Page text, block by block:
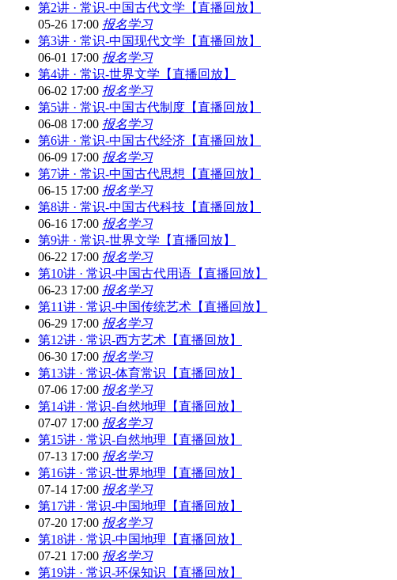
第2讲 · 常识-中国古代文学【直播回放】
05-26 17:00 报名学习
第3讲 · 常识-中国现代文学【直播回放】
06-01 17:00 报名学习
第4讲 · 常识-世界文学【直播回放】
06-02 17:00 报名学习
第5讲 · 常识-中国古代制度【直播回放】
06-08 17:00 报名学习
第6讲 · 常识-中国古代经济【直播回放】
06-09 17:00 报名学习
第7讲 · 常识-中国古代思想【直播回放】
06-15 17:00 报名学习
第8讲 · 常识-中国古代科技【直播回放】
06-16 17:00 报名学习
第9讲 · 常识-世界文学【直播回放】
06-22 17:00 报名学习
第10讲 · 常识-中国古代用语【直播回放】
06-23 17:00 报名学习
第11讲 · 常识-中国传统艺术【直播回放】
06-29 17:00 报名学习
第12讲 · 常识-西方艺术【直播回放】
06-30 17:00 报名学习
第13讲 · 常识-体育常识【直播回放】
07-06 17:00 报名学习
第14讲 · 常识-自然地理【直播回放】
07-07 17:00 报名学习
第15讲 · 常识-自然地理【直播回放】
07-13 17:00 报名学习
第16讲 · 常识-世界地理【直播回放】
07-14 17:00 报名学习
第17讲 · 常识-中国地理【直播回放】
07-20 17:00 报名学习
第18讲 · 常识-中国地理【直播回放】
07-21 17:00 报名学习
第19讲 · 常识-环保知识【直播回放】